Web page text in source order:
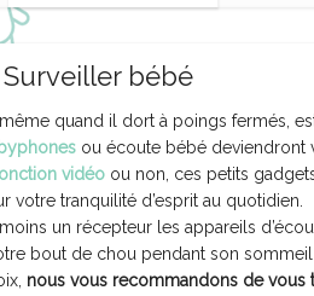
Surveiller bébé
quand il dort à poings fermés,
ou écoute bébé deviendront
vidéoou non, ces petits
votre tranquilité d’esprit au quotidien.
moins un récepteur les appareils
bout de chou pendant son
nous vous recommandons de vous